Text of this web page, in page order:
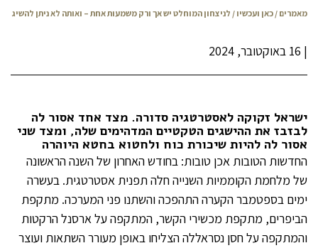
מאמרים / כאן ועכשיו / לניצחון המוחלט יש אך ורק משמעות אחת – ואותה לא ניתן להשיג
| 16 באוקטובר, 2024
ישראל זקוקה לאסטרטגיה סדורה. מצד אחד אסור לה
לבזבז את ההישגים הטקטיים המדהימים שלה, ומצד שני
אסור לה להיות שיכורת כוח ולחטוא בחטא היוהרה
החדשות הטובות אכן טובות: בחודש האחרון של השנה הראשונה
של מלחמת הקוממיות השנייה חלה תפנית אסטרטגית. בעשרה
ימים בספטמבר הקערה התהפכה והשתנו פני המערכה. מתקפת
הביפרים, מתקפת מכשירי הקשר, המתקפה על ארסנל הרקטות
והמתקפה על חסן נסראללה הצליחו באופן מעורר השתאות ועוצר